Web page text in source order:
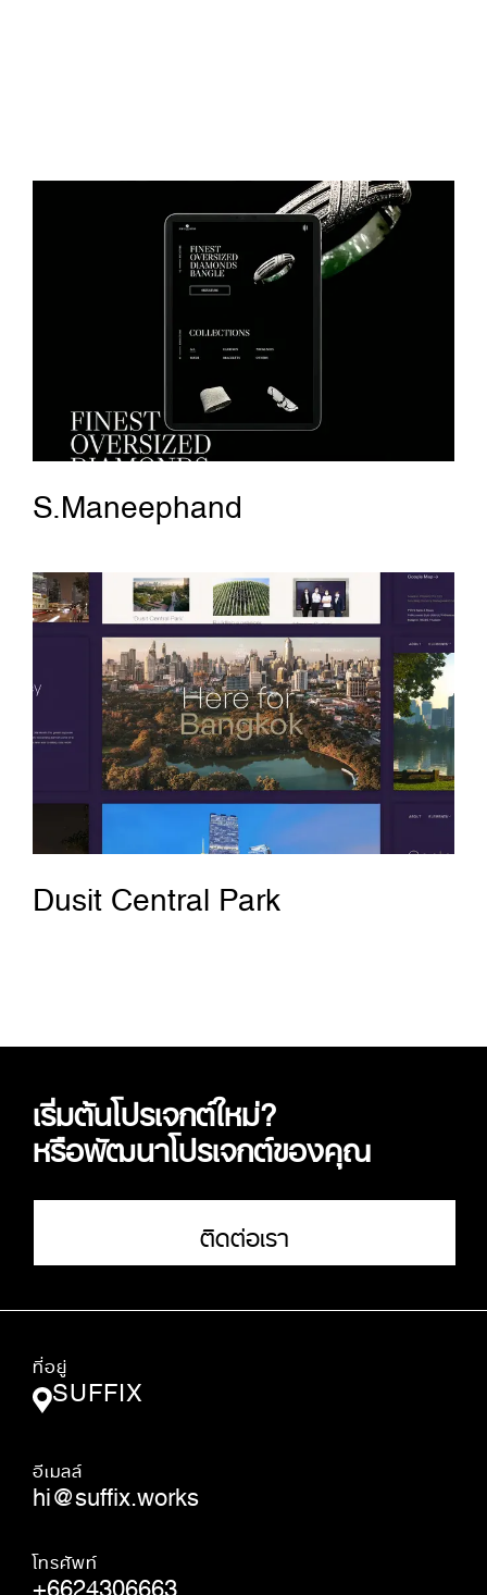
S.Maneephand
Dusit Central Park
เริ่มต้นโปรเจกต์ใหม่?
หรือพัฒนาโปรเจกต์ของคุณ
ติดต่อเรา
ที่อยู่
SUFFIX
อีเมลล์
hi@suffix.works
โทรศัพท์
+6624306663